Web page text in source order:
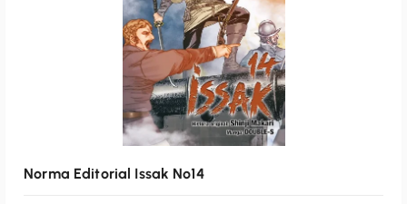
Norma Editorial Issak Nº14